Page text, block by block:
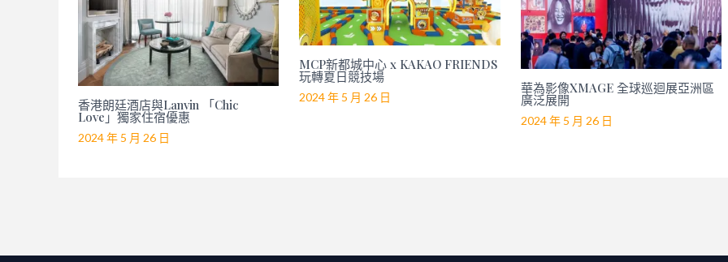
香港朗廷酒店與Lanvin 「Chic
Love」獨家住宿優惠
2024 年 5 月 26 日
MCP新都城中心 x KAKAO FRIENDS
玩轉夏日競技場
2024 年 5 月 26 日
華為影像XMAGE 全球巡迴展亞洲區
廣泛展開
2024 年 5 月 26 日